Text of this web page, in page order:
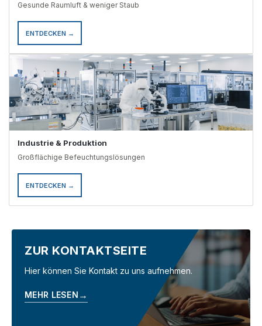
Gesunde Raumluft & weniger Staub
ENTDECKEN →
Industrie & Produktion
Großflächige Befeuchtungslösungen
ENTDECKEN →
ZUR KONTAKTSEITE
Hier können Sie Kontakt zu uns aufnehmen.
MEHR LESEN →